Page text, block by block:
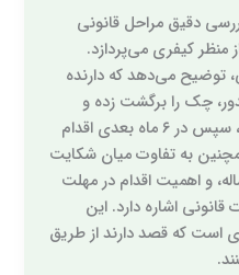
دقیق مراحل قانونی
کیفری می‌پردازد.
توضیح می‌دهد که دارنده
تاریخ صدور، چک را برگشت زده و
گواهی عدم پرداخت دریافت کند، سپس در ۶ ماه بعدی اقدام
به تفاوت میان شکایت
و حقوقی، مرور زمان ۵ ساله، و اهمیت اقدام در مهلت
قانونی اشاره دارد. این
است که قصد دارند از طریق